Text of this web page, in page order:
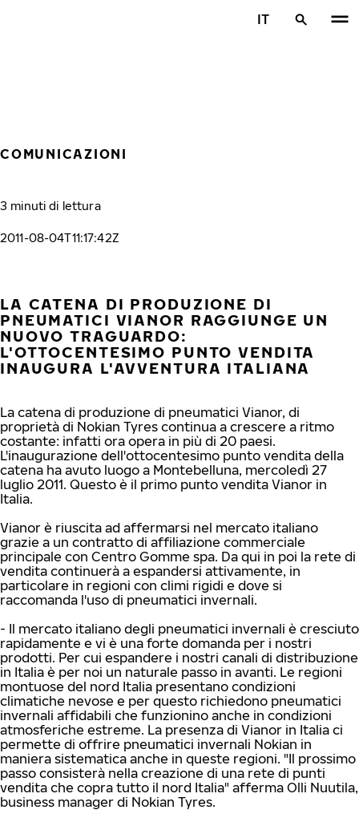
IT
COMUNICAZIONI
3 minuti di lettura
2011-08-04T11:17:42Z
LA CATENA DI PRODUZIONE DI
PNEUMATICI VIANOR RAGGIUNGE UN
NUOVO TRAGUARDO:
L'OTTOCENTESIMO PUNTO VENDITA
INAUGURA L'AVVENTURA ITALIANA
La catena di produzione di pneumatici Vianor, di
proprietà di Nokian Tyres continua a crescere a ritmo
costante: infatti ora opera in più di 20 paesi.
L'inaugurazione dell'ottocentesimo punto vendita della
catena ha avuto luogo a Montebelluna, mercoledì 27
luglio 2011. Questo è il primo punto vendita Vianor in
Italia.
Vianor è riuscita ad affermarsi nel mercato italiano
grazie a un contratto di affiliazione commerciale
principale con Centro Gomme spa. Da qui in poi la rete di
vendita continuerà a espandersi attivamente, in
particolare in regioni con climi rigidi e dove si
raccomanda l'uso di pneumatici invernali.
- Il mercato italiano degli pneumatici invernali è cresciuto
rapidamente e vi è una forte domanda per i nostri
prodotti. Per cui espandere i nostri canali di distribuzione
in Italia è per noi un naturale passo in avanti. Le regioni
montuose del nord Italia presentano condizioni
climatiche nevose e per questo richiedono pneumatici
invernali affidabili che funzionino anche in condizioni
atmosferiche estreme. La presenza di Vianor in Italia ci
permette di offrire pneumatici invernali Nokian in
maniera sistematica anche in queste regioni. "Il prossimo
passo consisterà nella creazione di una rete di punti
vendita che copra tutto il nord Italia" afferma Olli Nuutila,
business manager di Nokian Tyres.